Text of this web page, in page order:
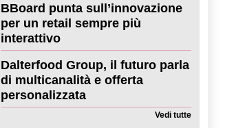
BBoard punta sull’innovazione
per un retail sempre più
interattivo
Dalterfood Group, il futuro parla
di multicanalità e offerta
personalizzata
Vedi tutte